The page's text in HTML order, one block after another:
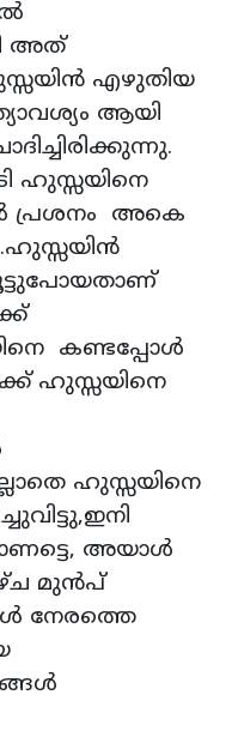
അത്
എഴുതിയ
ആയി
ഹുസ്സയിനെ
പ്രശനം അകെ
കണ്ടപ്പോൾ
ഹുസ്സയിനെ
ഹുസ്സയിനെ
അയാൾ
മുൻപ്
നേരത്തെ